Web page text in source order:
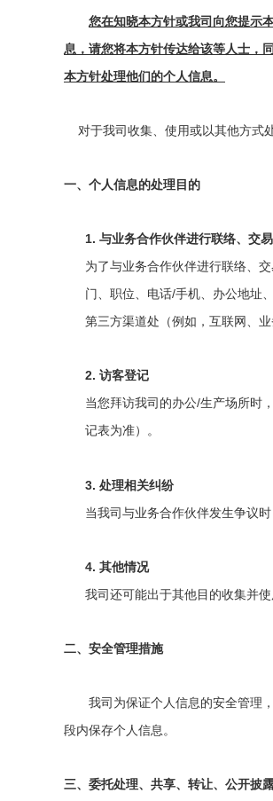
您在知晓本方针或我司向您提示
息，请您将本方针传达给该等人士，
本方针处理他们的个人信息。
对于我司收集、使用或以其他方式
一、个人信息的处理目的
1. 与业务合作伙伴进行联络、交
为了与业务合作伙伴进行联络、
门、 职位、电话/手机、办公地址
第三方渠道处（例如，互联网、
2. 访客登记
当您拜访我司的办公/生产场所时
记表为准）。
3. 处理相关纠纷
当我司与业务合作伙伴发生争议
4. 其他情况
我司还可能出于其他目的收集并
二、安全管理措施
我司为保证个人信息的安全管理
段内保存个人信息。
三、 委托处理、共享、转让、公开披